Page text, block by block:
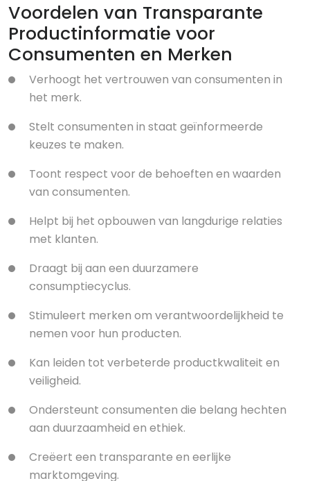
Voordelen van Transparante
Productinformatie voor
Consumenten en Merken
Verhoogt het vertrouwen van consumenten in
het merk.
Stelt consumenten in staat geïnformeerde
keuzes te maken.
Toont respect voor de behoeften en waarden
van consumenten.
Helpt bij het opbouwen van langdurige relaties
met klanten.
Draagt bij aan een duurzamere
consumptiecyclus.
Stimuleert merken om verantwoordelijkheid te
nemen voor hun producten.
Kan leiden tot verbeterde productkwaliteit en
veiligheid.
Ondersteunt consumenten die belang hechten
aan duurzaamheid en ethiek.
Creëert een transparante en eerlijke
marktomgeving.